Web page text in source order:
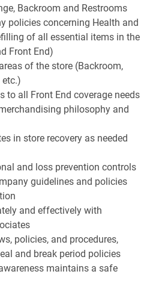
Backroom and Restrooms
policies concerning Health and
of all essential items in the
Front End)
of the store (Backroom,
etc.)
to all Front End coverage needs
philosophy and
in store recovery as needed
and loss prevention controls
guidelines and policies
and effectively with
policies, and procedures,
and break period policies
maintains a safe